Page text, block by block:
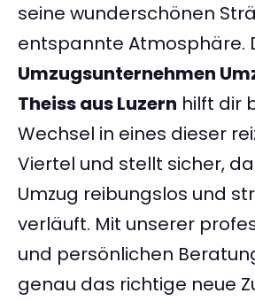
seine wunderschönen
entspannte Atmosphäre.
Umzugsunternehmen
Theiss aus Luzern hilft dir
Wechsel in eines dieser
Viertel und stellt sicher,
Umzug reibungslos und
verläuft. Mit unserer
und persönlichen
genau das richtige neue